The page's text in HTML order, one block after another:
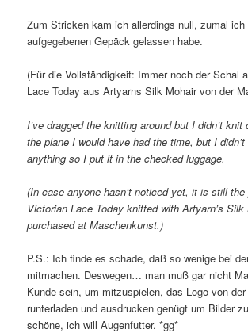
Zum Stricken kam ich allerdings null, zumal ich
aufgegebenen Gepäck gelassen habe.
(Für die Vollständigkeit: Immer noch der Schal
Lace Today aus Artyarns Silk Mohair von der
I’ve dragged the knitting around but I didn’t
the plane I would have had the time, but I
anything so I put it in the checked luggage.
(In case anyone hasn’t noticed yet, it is still
Victorian Lace Today knitted with Artyarn’s Silk
purchased at Maschenkunst.)
P.S.: Ich finde es schade, daß so wenige bei
mitmachen. Deswegen… man muß gar nicht
Kunde sein, um mitzuspielen, das Logo von
runterladen und ausdrucken genügt um Bilder
schöne, ich will Augenfutter. *gg*